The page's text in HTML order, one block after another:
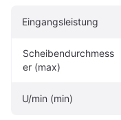
Eingangsleistung
Scheibendurchmess
er (max)
U/min (min)